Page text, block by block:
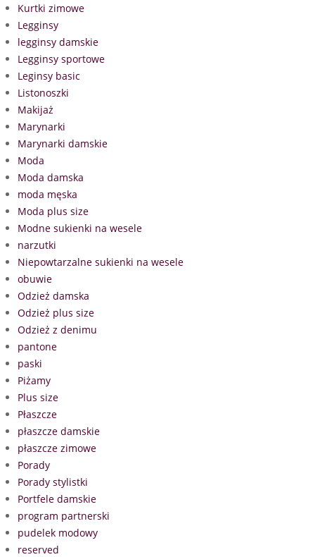
Kurtki zimowe
Legginsy
legginsy damskie
Legginsy sportowe
Leginsy basic
Listonoszki
Makijaż
Marynarki
Marynarki damskie
Moda
Moda damska
moda męska
Moda plus size
Modne sukienki na wesele
narzutki
Niepowtarzalne sukienki na wesele
obuwie
Odzież damska
Odzież plus size
Odzież z denimu
pantone
paski
Piżamy
Plus size
Płaszcze
płaszcze damskie
płaszcze zimowe
Porady
Porady stylistki
Portfele damskie
program partnerski
pudelek modowy
reserved